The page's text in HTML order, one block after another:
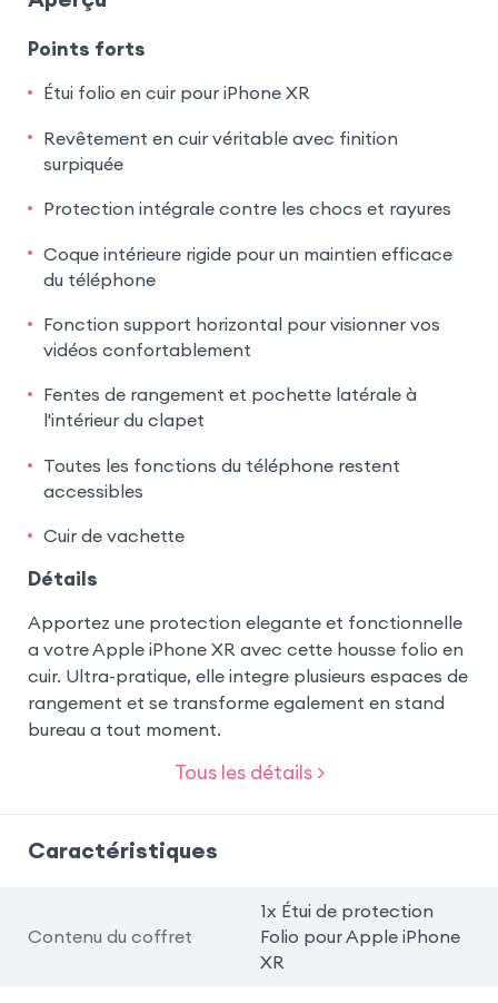
Points forts
Étui folio en cuir pour iPhone XR
Revêtement en cuir véritable avec finition
surpiquée
Protection intégrale contre les chocs et rayures
Coque intérieure rigide pour un maintien efficace
du téléphone
Fonction support horizontal pour visionner vos
vidéos confortablement
Fentes de rangement et pochette latérale à
l'intérieur du clapet
Toutes les fonctions du téléphone restent
accessibles
Cuir de vachette
Détails
Apportez une protection elegante et fonctionnelle
a votre Apple iPhone XR avec cette housse folio en
cuir. Ultra-pratique, elle integre plusieurs espaces de
rangement et se transforme egalement en stand
bureau a tout moment.
Tous les détails >
Caractéristiques
Contenu du coffret
1x Étui de protection
Folio pour Apple iPhone
XR